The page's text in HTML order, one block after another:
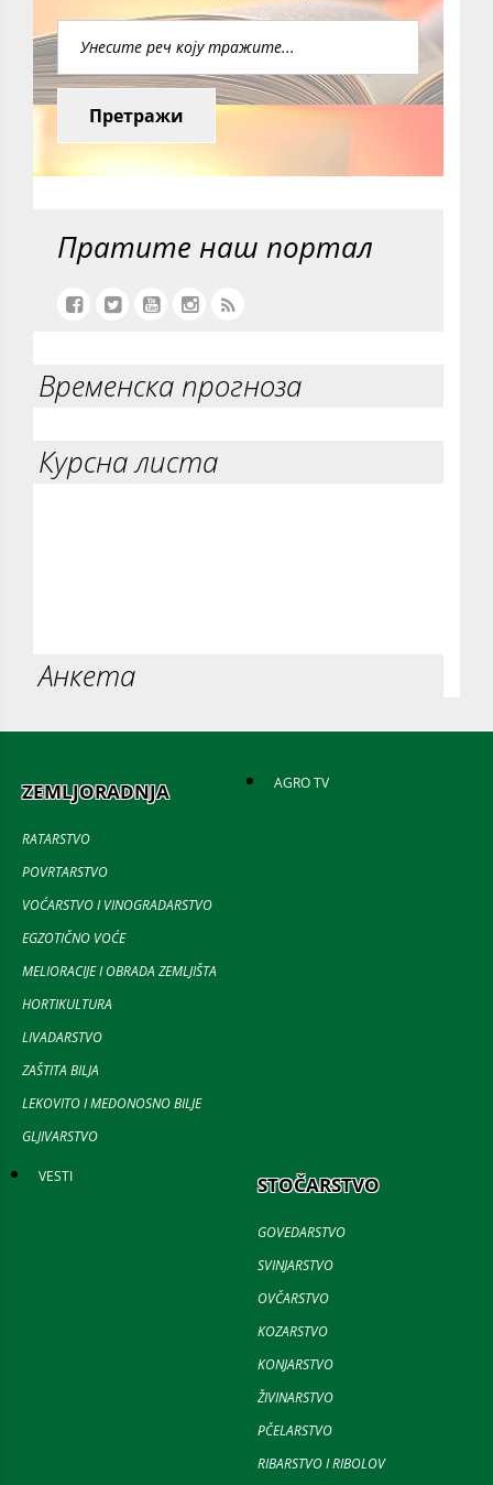
Претражи
Пратите наш портал
Временска прогноза
Курсна листа
Анкета
ZEMLJORADNJA
RATARSTVO
POVRTARSTVO
VOĆARSTVO I VINOGRADARSTVO
EGZOTIČNO VOĆE
MELIORACIJE I OBRADA ZEMLJIŠTA
HORTIKULTURA
LIVADARSTVO
ZAŠTITA BILJA
LEKOVITO I MEDONOSNO BILJE
GLJIVARSTVO
AGRO TV
VESTI STOČARSTVO
GOVEDARSTVO
SVINJARSTVO
OVČARSTVO
KOZARSTVO
KONJARSTVO
ŽIVINARSTVO
PČELARSTVO
RIBARSTVO I RIBOLOV